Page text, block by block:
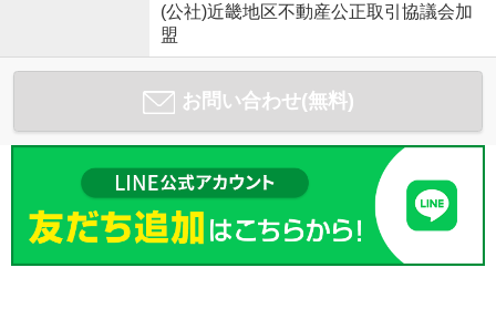
(公社)近畿地区不動産公正取引協議会加
盟
お問い合わせ(無料)